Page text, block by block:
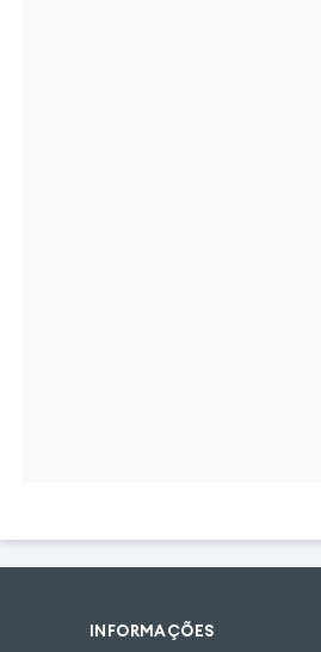
INFORMAÇÕES